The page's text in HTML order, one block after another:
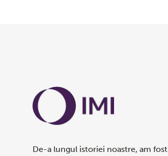
De-a lungul istoriei noastre, am fost